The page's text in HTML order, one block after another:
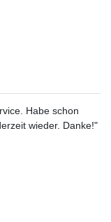
Habe schon
wieder. Danke!"